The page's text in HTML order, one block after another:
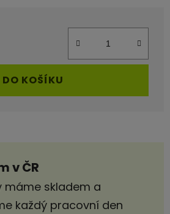
DO KOŠÍKU
v ČR
máme skladem a
každý pracovní den